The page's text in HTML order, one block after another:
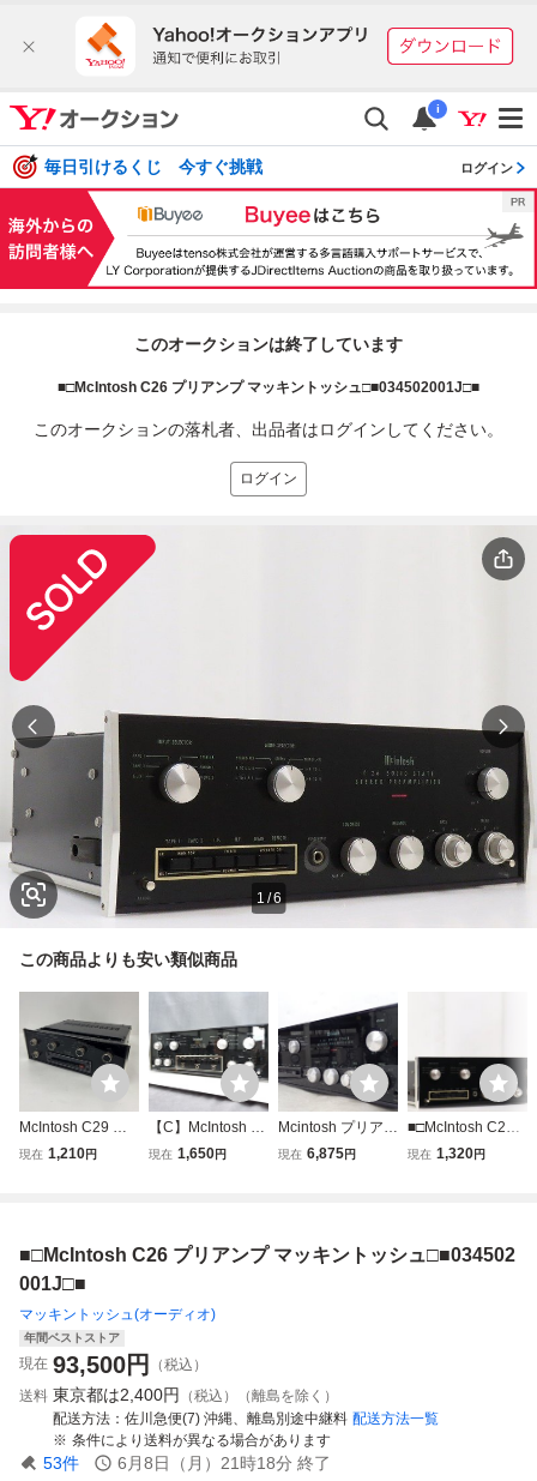
i
毎日引けるくじ 今すぐ挑戦 ログイン
このオークションは終了しています
■□McIntosh C26 プリアンプ マッキントッシュ□■034502001J□■
このオークションの落札者、出品者はログインしてください。
ログイン
1 /6
この商品よりも安い類似商品
McIntosh C29 マ
ッキントッシュ プ
現在 1,210円
【C】McIntosh C
28 プリアンプ マ
現在 1,650円
Mcintosh プリアン
プ/コントロールア
現在 6,875円
■□McIntosh C26
プリアンプ マッキ
現在 1,320円
■□McIntosh C26 プリアンプ マッキントッシュ□■034502
001J□■
マッキントッシュ(オーディオ)
年間ベストストア
現在 93,500円
（税込）
送料 東京都は2,400円
（税込）（離島を除く）
配送方法
佐川急便(7) 沖縄、離島別途中継料 配送方法一覧
条件により送料が異なる場合があります
53件 6月8日（月）21時18分 終了